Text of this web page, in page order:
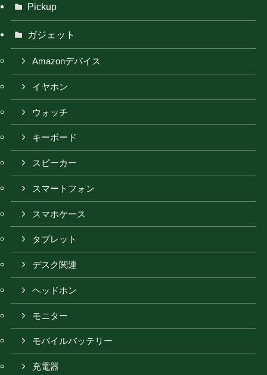
Pickup
ガジェット
Amazonデバイス
イヤホン
ウォッチ
キーボード
スピーカー
スマートフォン
スマホケース
タブレット
デスク関連
ヘッドホン
モニター
モバイルバッテリー
充電器